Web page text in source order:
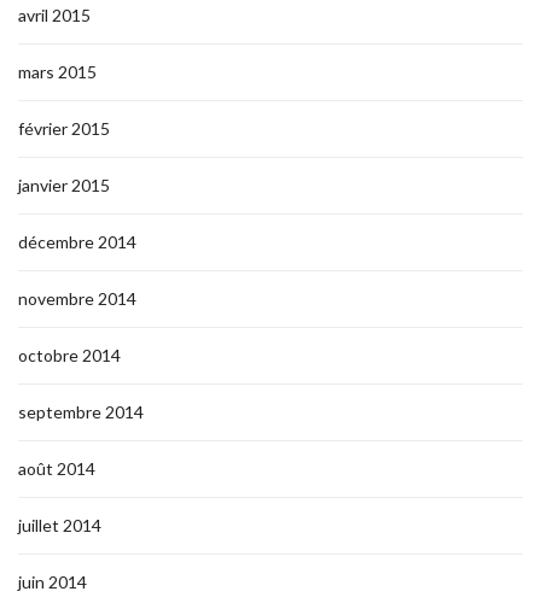
avril 2015
mars 2015
février 2015
janvier 2015
décembre 2014
novembre 2014
octobre 2014
septembre 2014
août 2014
juillet 2014
juin 2014